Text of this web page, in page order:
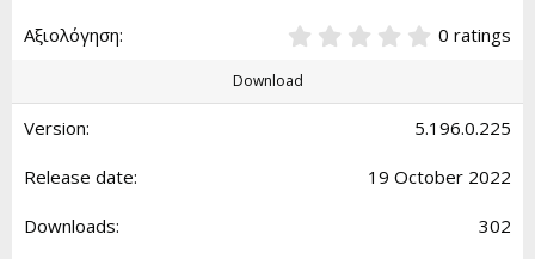
0
0
s
t
a
r
0 ratings
Download
5.196.0.225
19 October 2022
302